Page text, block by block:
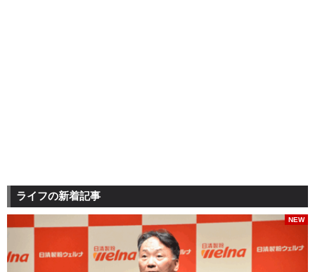
ライフの新着記事
NEW